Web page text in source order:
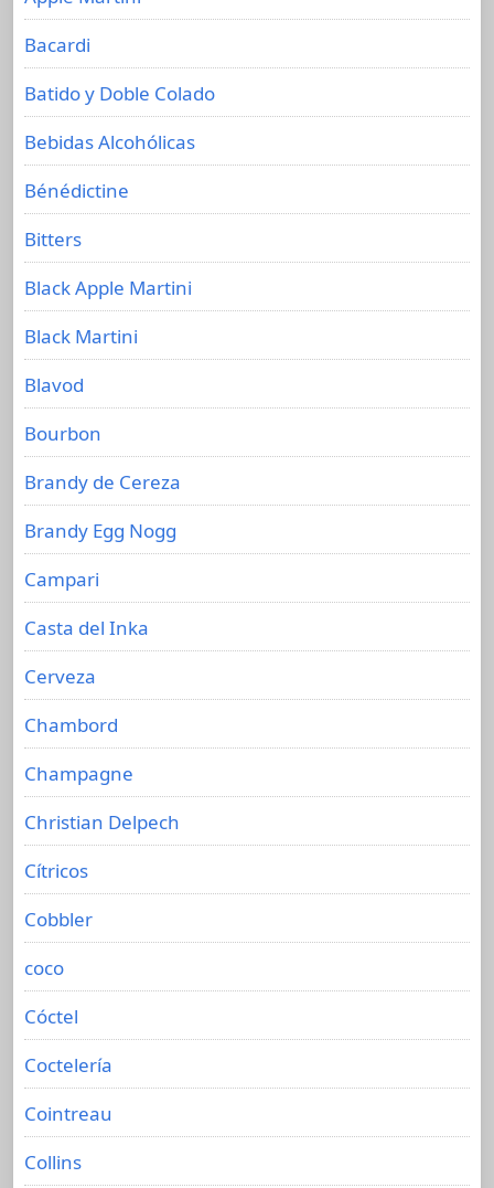
Bacardi
Batido y Doble Colado
Bebidas Alcohólicas
Bénédictine
Bitters
Black Apple Martini
Black Martini
Blavod
Bourbon
Brandy de Cereza
Brandy Egg Nogg
Campari
Casta del Inka
Cerveza
Chambord
Champagne
Christian Delpech
Cítricos
Cobbler
coco
Cóctel
Coctelería
Cointreau
Collins